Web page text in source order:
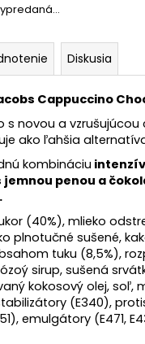
Diskusia
Cappuccino
s novou a vzrušujúcou
ako ľahšia
kombináciu
jemnou penou a
(40%), mlieko
plnotučné sušené,
tuku (8,5%),
sirup, sušená
kokosový olej, soľ,
(E340),
emulgátory (E471,